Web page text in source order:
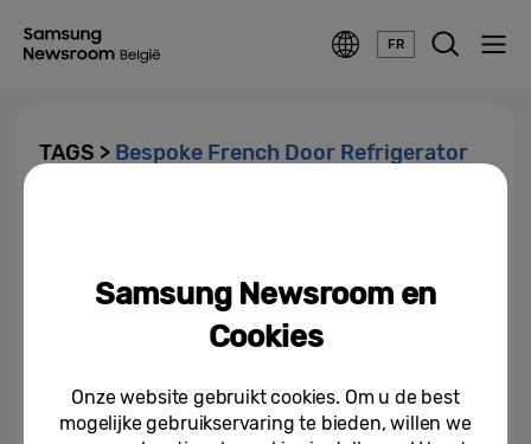
FR
TAGS > Bespoke French Door Refrigerator
24-03-2025
up tijdens BESPOKE...
Samsung Newsroom en
Cookies
Onze website gebruikt cookies. Om u de best
mogelijke gebruikservaring te bieden, willen we